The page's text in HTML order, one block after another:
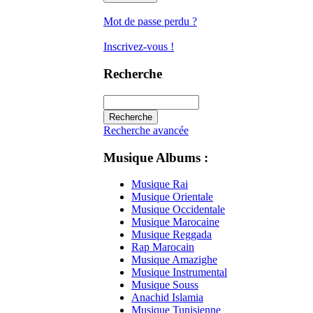
Mot de passe perdu ?
Inscrivez-vous !
Recherche
Recherche avancée
Musique Albums :
Musique Rai
Musique Orientale
Musique Occidentale
Musique Marocaine
Musique Reggada
Rap Marocain
Musique Amazighe
Musique Instrumental
Musique Souss
Anachid Islamia
Musique Tunisienne